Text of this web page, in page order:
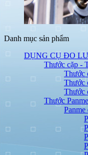
Danh mục sản phẩm
DỤNG CỤ ĐO
Thước cặp -
Thước
Thước
Thước
Thước Panme
Panme